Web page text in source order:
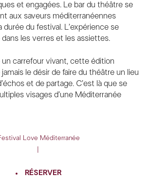
et engagées. Le bar du théâtre se
aux saveurs méditerranéennes
du festival. L’expérience se
les verres et les assiettes.
carrefour vivant, cette édition
le désir de faire du théâtre un lieu
et de partage. C’est là que se
visages d’une Méditerranée
Love Méditerranée
RÉSERVER